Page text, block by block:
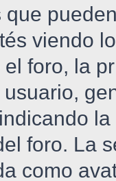
viendo
foro, la
foro. La
como